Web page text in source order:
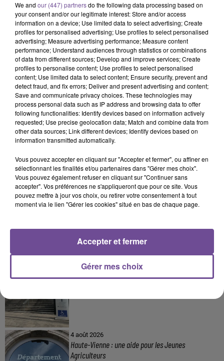
Amélie
PASCAUD
Le jeu est terminé
A LA UNE
7 août 2026
Incendie : des enfants bloqués dans les fumées
toxiques
6 août 2026
Creuse : Un homme reconnaît être l’auteur d’une
6 août 2026
Accident mortel sur l’A20 à Limoges : un nouvel
4 août 2026
Haute-Vienne : une aide pour les Jeunes
Agriculteurs
We and our (447) partnersdo the following data processing based on
your consent and/or our legitimate interest: Store and/or access
information on a device; Use limited data to select advertising; Create
profiles for personalised advertising; Use profiles to select personalised
advertising; Measure advertising performance; Measure content
performance; Understand audiences through statistics or combinations
of data from different sources; Develop and improve services; Create
profiles to personalise content; Use profiles to select personalised
content; Use limited data to select content; Ensure security, prevent and
detect fraud, and fix errors; Deliver and present advertising and content;
Save and communicate privacy choices. These technologies may
process personal data such as IP address and browsing data to offer
following functionalities: Identify devices based on information actively
requested; Use precise geolocation data; Match and combine data from
other data sources; Link different devices; Identify devices based on
information transmitted automatically.
Vous pouvez accepter en cliquant sur "Accepter et fermer", ou affiner en
sélectionnant les finalités et/ou partenaires dans "Gérer mes choix".
Vous pouvez également refuser en cliquant sur "Continuer sans
accepter". Vos préférences ne s'appliqueront que pour ce site. Vous
pouvez mettre à jour vos choix, ou retirer votre consentement à tout
moment via le lien "Gérer les cookies" situé en bas de chaque page.
Gérer mes choix
Accepter et fermer